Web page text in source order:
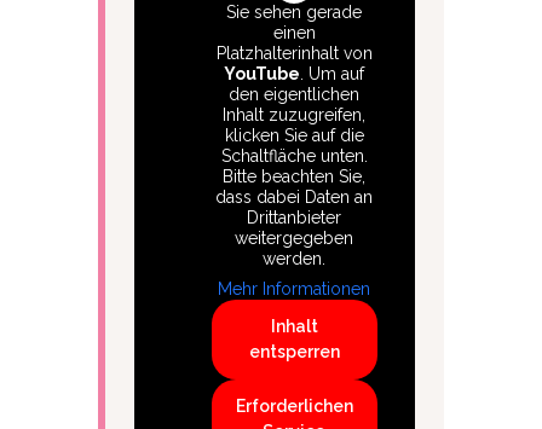
Sie sehen gerade
einen
Platzhalterinhalt von
YouTube . Um auf
den eigentlichen
Inhalt zuzugreifen,
klicken Sie auf die
Schaltfläche unten.
Bitte beachten Sie,
dass dabei Daten an
Drittanbieter
weitergegeben
werden.
Mehr Informationen
Inhalt
entsperren
Erforderlichen